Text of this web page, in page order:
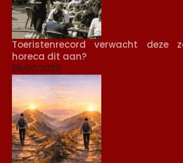
Toeristenrecord verwacht deze
horeca dit aan?
09/07/2026